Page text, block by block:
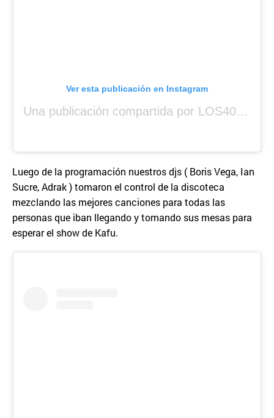
Ver esta publicación en Instagram
Una publicación compartida por LOS40 Panamá (@los40panama)
Luego de la programación nuestros djs ( Boris Vega, Ian
Sucre, Adrak ) tomaron el control de la discoteca
mezclando las mejores canciones para todas las
personas que iban llegando y tomando sus mesas para
esperar el show de Kafu.